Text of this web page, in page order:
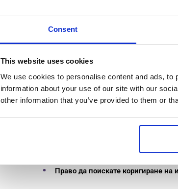
Consent
This website uses cookies
We use cookies to personalise content and ads,
information about your use of our site with our
other information that you’ve provided to them or
3. Моите права
За да предприемете някое от
използвайки данните за
тези права са предмет на
Право да поискате достъп до
Право да поискате коригиране